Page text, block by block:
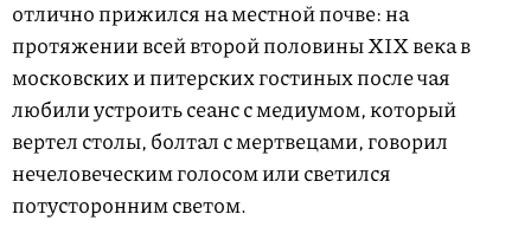
отлично прижился на местной почве: на
протяжении всей второй половины XIX века в
московских и питерских гостиных после чая
любили устроить сеанс с медиумом, который
вертел столы, болтал с мертвецами, говорил
нечеловеческим голосом или светился
потусторонним светом.